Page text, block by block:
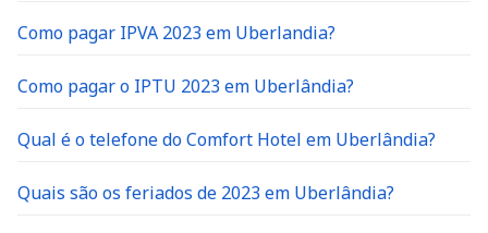
Como pagar IPVA 2023 em Uberlandia?
Como pagar o IPTU 2023 em Uberlândia?
Qual é o telefone do Comfort Hotel em Uberlândia?
Quais são os feriados de 2023 em Uberlândia?